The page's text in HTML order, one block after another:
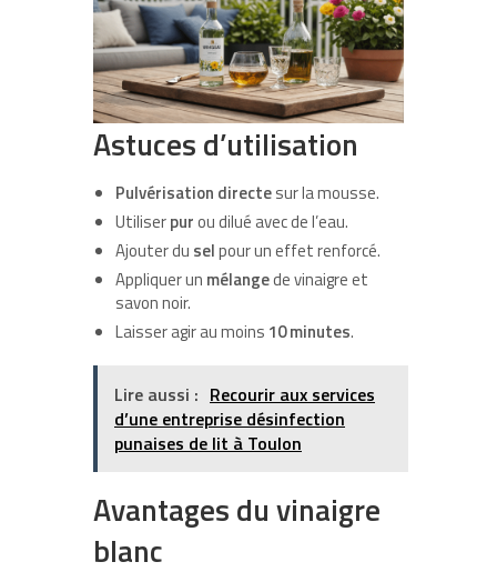
Astuces d’utilisation
Pulvérisation directesur la mousse.
Utiliserpurou dilué avec de l’eau.
Ajouter du selpour un effet renforcé.
Appliquer un mélangede vinaigre et
savon noir.
Laisser agir au moins 10 minutes.
Lire aussi : Recourir aux services
d’une entreprise désinfection
punaises de lit à Toulon
Avantages du vinaigre
blanc